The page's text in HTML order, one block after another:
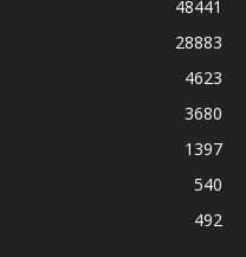
48441
28883
4623
3680
1397
540
492